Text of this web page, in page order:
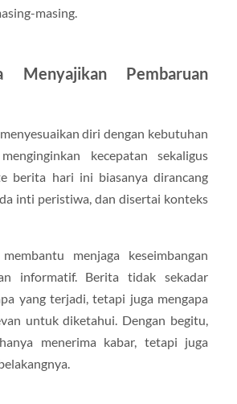
masing.
Menyajikan Pembaruan
diri dengan kebutuhan
kecepatan sekaligus
berita hari ini biasanya dirancang
inti peristiwa, dan disertai konteks
menjaga keseimbangan
informatif. Berita tidak sekadar
yang terjadi, tetapi juga mengapa
untuk diketahui. Dengan begitu,
menerima kabar, tetapi juga